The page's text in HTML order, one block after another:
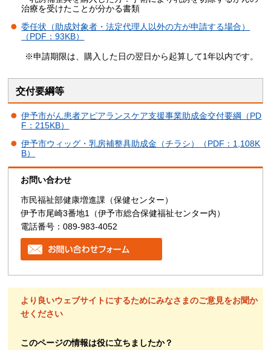
治療を受けたことが分かる書類
委任状（助成対象者・法定代理人以外の方が申請する場合）
（PDF：93KB）
※申請期限は、購入した日の翌日から起算して1年以内です。
交付要綱等
伊予市がん患者アピアランスケア支援事業助成金交付要綱（PD
F：215KB）
伊予市ウィッグ・乳房補整具助成金（チラシ）（PDF：1,108K
B）
お問い合わせ
市民福祉部健康増進課（保健センター）
伊予市尾崎3番地1（伊予市総合保健福祉センター内）
電話番号：089-983-4052
より良いウェブサイトにするためにみなさまのご意見をお聞か
せください
このページの情報は役に立ちましたか？